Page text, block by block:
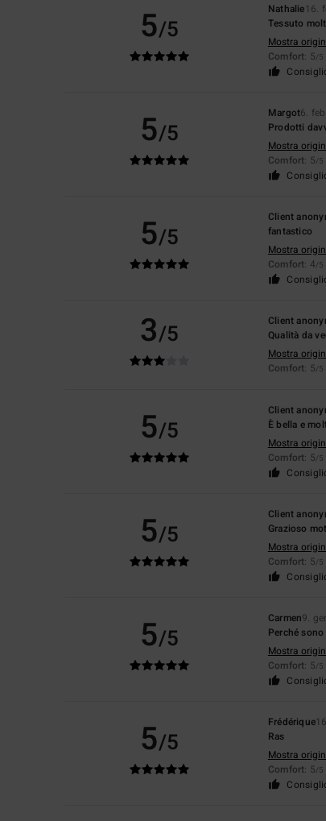
5/5
Nathalie16.
Tessuto
Mostra
Comfort: 5/5
5/5
Margot6.
Prodotti
Mostra
Comfort: 5/5
5/5
Client
fantastico
Mostra
Comfort: 4/5
3/5 Client
Qualità da
Mostra
Comfort: 5/5
5/5
Client
È bella e
Mostra
Comfort: 5/5
5/5
Client
Grazioso
Mostra
Comfort: 5/5
5/5
Carmen9.
Perché
Mostra
Comfort: 5/5
5/5
Frédérique
Ras
Mostra
Comfort: 5/5